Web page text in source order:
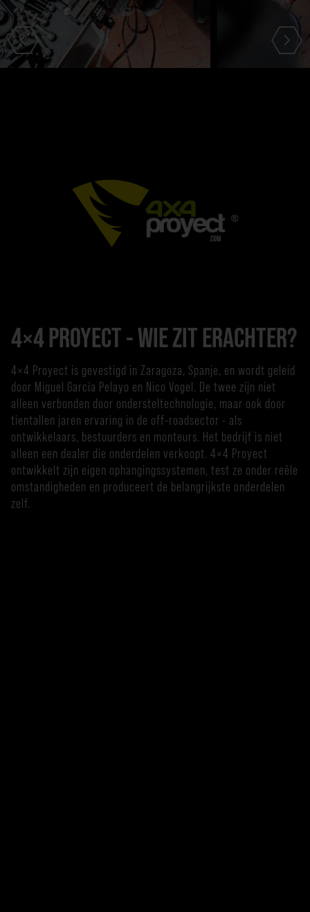
4×4 PROYECT - WIE ZIT ERACHTER?
4×4 Proyect is gevestigd in Zaragoza, Spanje, en wordt geleid
door Miguel García Pelayo en Nico Vogel. De twee zijn niet
alleen verbonden door ondersteltechnologie, maar ook door
tientallen jaren ervaring in de off-roadsector - als
ontwikkelaars, bestuurders en monteurs. Het bedrijf is niet
alleen een dealer die onderdelen verkoopt. 4×4 Proyect
ontwikkelt zijn eigen ophangingssystemen, test ze onder reële
omstandigheden en produceert de belangrijkste onderdelen
zelf.